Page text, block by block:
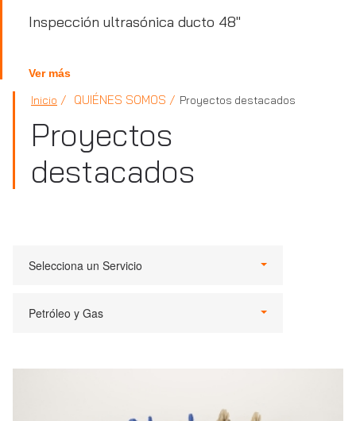
Inspección ultrasónica ducto 48"
Ver más
Inicio QUIÉNES SOMOS Proyectos destacados
Proyectos
destacados
Selecciona un Servicio
Petróleo y Gas